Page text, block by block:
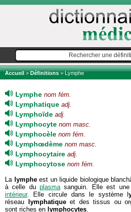
Accueil>Définitions> Lymphe
Lymphe nom fém.
Lymphatique adj.
Lymphoïde adj.
Lymphocyte nom masc.
Lymphocèle nom fém.
Lymphœdème nom masc.
Lymphocytaire adj.
Lymphocytose nom fém.
La lympheest un liquide biologique
à celle duplasmasanguin. Elle est
intérieur. Elle circule dans le système l
réseau
lymphatiqueet des tissus ou
sont riches en lymphocytes.